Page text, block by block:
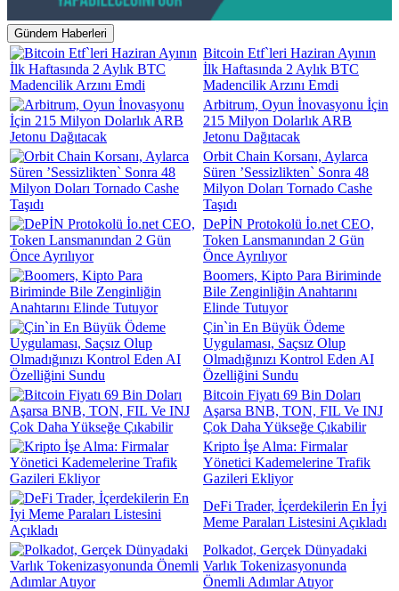
Gündem Haberleri
Bitcoin Etf`leri Haziran Ayının
İlk Haftasında 2 Aylık BTC
Madencilik Arzını Emdi
Arbitrum, Oyun İnovasyonu İçin
215 Milyon Dolarlık ARB
Jetonu Dağıtacak
Orbit Chain Korsanı, Aylarca
Süren ’Sessizlikten` Sonra 48
Milyon Doları Tornado Cashe
Taşıdı
DePİN Protokolü İo.net CEO,
Token Lansmanından 2 Gün
Önce Ayrılıyor
Boomers, Kipto Para Biriminde
Bile Zenginliğin Anahtarını
Elinde Tutuyor
Çin`in En Büyük Ödeme
Uygulaması, Saçsız Olup
Olmadığınızı Kontrol Eden AI
Özelliğini Sundu
Bitcoin Fiyatı 69 Bin Doları
Aşarsa BNB, TON, FIL Ve INJ
Çok Daha Yükseğe Çıkabilir
Kripto İşe Alma: Firmalar
Yönetici Kademelerine Trafik
Gazileri Ekliyor
DeFi Trader, İçerdekilerin En İyi
Meme Paraları Listesini Açıkladı
Polkadot, Gerçek Dünyadaki
Varlık Tokenizasyonunda
Önemli Adımlar Atıyor